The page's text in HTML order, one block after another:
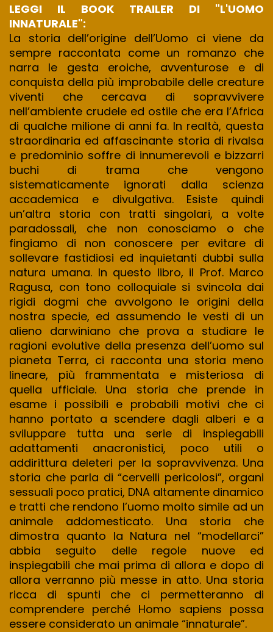
LEGGI IL BOOK TRAILER DI "L'UOMO
INNATURALE":
La storia dell’origine dell’Uomo ci viene da
sempre raccontata come un romanzo che
narra le gesta eroiche, avventurose e di
conquista della più improbabile delle creature
viventi che cercava di sopravvivere
nell’ambiente crudele ed ostile che era l’Africa
di qualche milione di anni fa. In realtà, questa
straordinaria ed affascinante storia di rivalsa
e predominio soffre di innumerevoli e bizzarri
buchi di trama che vengono
sistematicamente ignorati dalla scienza
accademica e divulgativa. Esiste quindi
un’altra storia con tratti singolari, a volte
paradossali, che non conosciamo o che
fingiamo di non conoscere per evitare di
sollevare fastidiosi ed inquietanti dubbi sulla
natura umana. In questo libro, il Prof. Marco
Ragusa, con tono colloquiale si svincola dai
rigidi dogmi che avvolgono le origini della
nostra specie, ed assumendo le vesti di un
alieno darwiniano che prova a studiare le
ragioni evolutive della presenza dell’uomo sul
pianeta Terra, ci racconta una storia meno
lineare, più frammentata e misteriosa di
quella ufficiale. Una storia che prende in
esame i possibili e probabili motivi che ci
hanno portato a scendere dagli alberi e a
sviluppare tutta una serie di inspiegabili
adattamenti anacronistici, poco utili o
addirittura deleteri per la sopravvivenza. Una
storia che parla di “cervelli pericolosi”, organi
sessuali poco pratici, DNA altamente dinamico
e tratti che rendono l’uomo molto simile ad un
animale addomesticato. Una storia che
dimostra quanto la Natura nel “modellarci”
abbia seguito delle regole nuove ed
inspiegabili che mai prima di allora e dopo di
allora verranno più messe in atto. Una storia
ricca di spunti che ci permetteranno di
comprendere perché Homo sapiens possa
essere considerato un animale “innaturale”.